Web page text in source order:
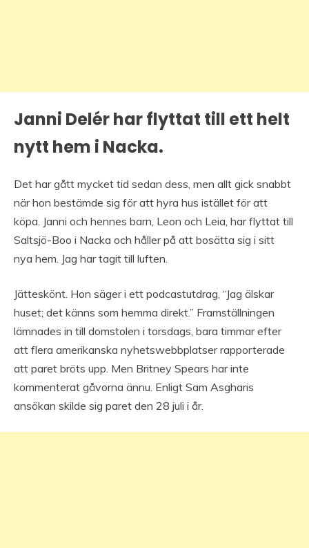
Janni Delér har flyttat till ett helt
nytt hem i Nacka.
Det har gått mycket tid sedan dess, men allt gick snabbt
när hon bestämde sig för att hyra hus istället för att
köpa. Janni och hennes barn, Leon och Leia, har flyttat till
Saltsjö-Boo i Nacka och håller på att bosätta sig i sitt
nya hem. Jag har tagit till luften.
Jätteskönt. Hon säger i ett podcastutdrag, “Jag älskar
huset; det känns som hemma direkt.” Framställningen
lämnades in till domstolen i torsdags, bara timmar efter
att flera amerikanska nyhetswebbplatser rapporterade
att paret bröts upp. Men Britney Spears har inte
kommenterat gåvorna ännu. Enligt Sam Asgharis
ansökan skilde sig paret den 28 juli i år.